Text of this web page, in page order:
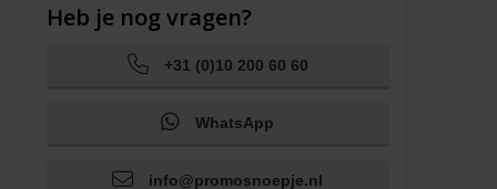
Heb je nog vragen?
+31 (0)10 200 60 60
WhatsApp
info@promosnoepje.nl